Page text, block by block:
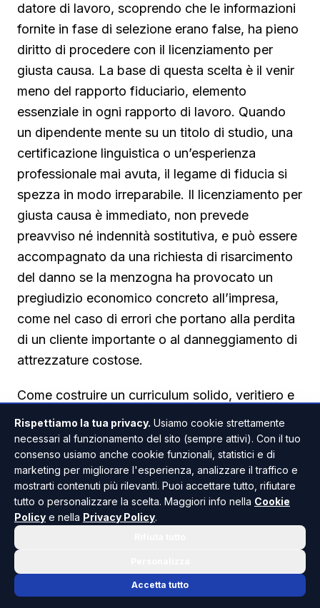
datore di lavoro, scoprendo che le informazioni
fornite in fase di selezione erano false, ha pieno
diritto di procedere con il licenziamento per
giusta causa. La base di questa scelta è il venir
meno del rapporto fiduciario, elemento
essenziale in ogni rapporto di lavoro. Quando
un dipendente mente su un titolo di studio, una
certificazione linguistica o un’esperienza
professionale mai avuta, il legame di fiducia si
spezza in modo irreparabile. Il licenziamento per
giusta causa è immediato, non prevede
preavviso né indennità sostitutiva, e può essere
accompagnato da una richiesta di risarcimento
del danno se la menzogna ha provocato un
pregiudizio economico concreto all’impresa,
come nel caso di errori che portano alla perdita
di un cliente importante o al danneggiamento di
attrezzature costose.
Come costruire un curriculum solido, veritiero e
a norma di legge
La strada più sicura per evitare qualsiasi rischio
resta la trasparenza. Un curriculum ben scritto
non ha bisogno di invenzioni, ma deve essere
completo, chiaro e onesto. È importante
indicare dati di contatto aggiornati, un percorso
un percorso di studi riportato con precisione,
Rispettiamo la tua privacy. Usiamo cookie strettamente
necessari al funzionamento del sito (sempre attivi). Con il tuo
consenso usiamo anche cookie funzionali, statistici e di
marketing per migliorare l'esperienza, analizzare il traffico e
mostrarti contenuti più rilevanti. Puoi accettare tutto, rifiutare
tutto o personalizzare la scelta. Maggiori info nella Cookie
Policy e nella Privacy Policy.
Accetta tutto